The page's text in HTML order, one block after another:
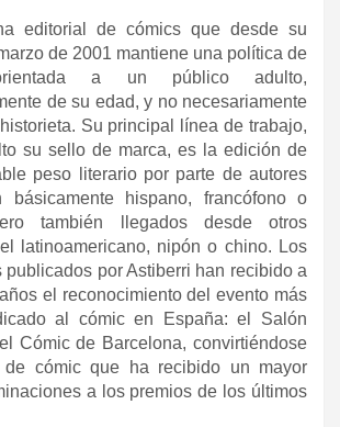
editorial de cómics que desde su
de 2001 mantiene una política de
a un público adulto,
de su edad, y no necesariamente
Su principal línea de trabajo,
su sello de marca, es la edición de
peso literario por parte de autores
hispano, francófono o
también llegados desde otros
latinoamericano, nipón o chino. Los
publicados por Astiberri han recibido a
el reconocimiento del evento más
al cómic en España: el Salón
Cómic de Barcelona, convirtiéndose
cómic que ha recibido un mayor
a los premios de los últimos